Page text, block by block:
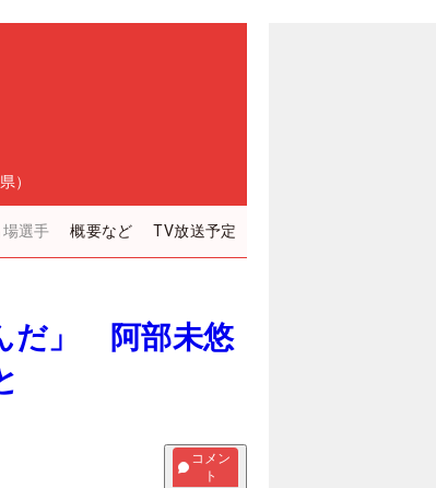
）
場選手 概要など TV放送予定
だ」 阿部未悠
コメン
ト